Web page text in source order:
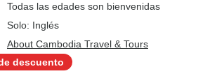
Todas las edades son bienvenidas
Solo: Inglés
About Cambodia Travel & Tours
descuento